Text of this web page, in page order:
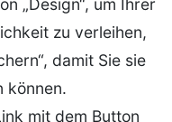
zu verleihen,
damit Sie sie
können.
mit dem Button